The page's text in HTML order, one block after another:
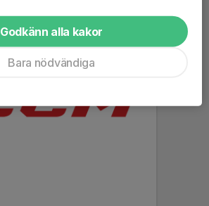
Godkänn alla kakor
Bara nödvändiga